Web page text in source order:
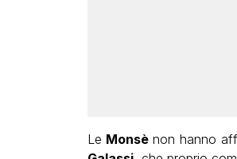
Le Monsènon hanno